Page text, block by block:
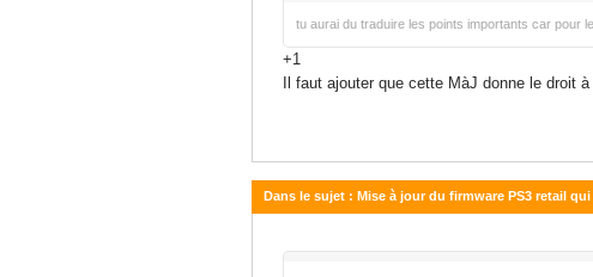
tu aurai du traduire les points importants car pour
+1
Il faut ajouter que cette MàJ donne le droit
Dans le sujet : Mise à jour du firmware PS3 retail